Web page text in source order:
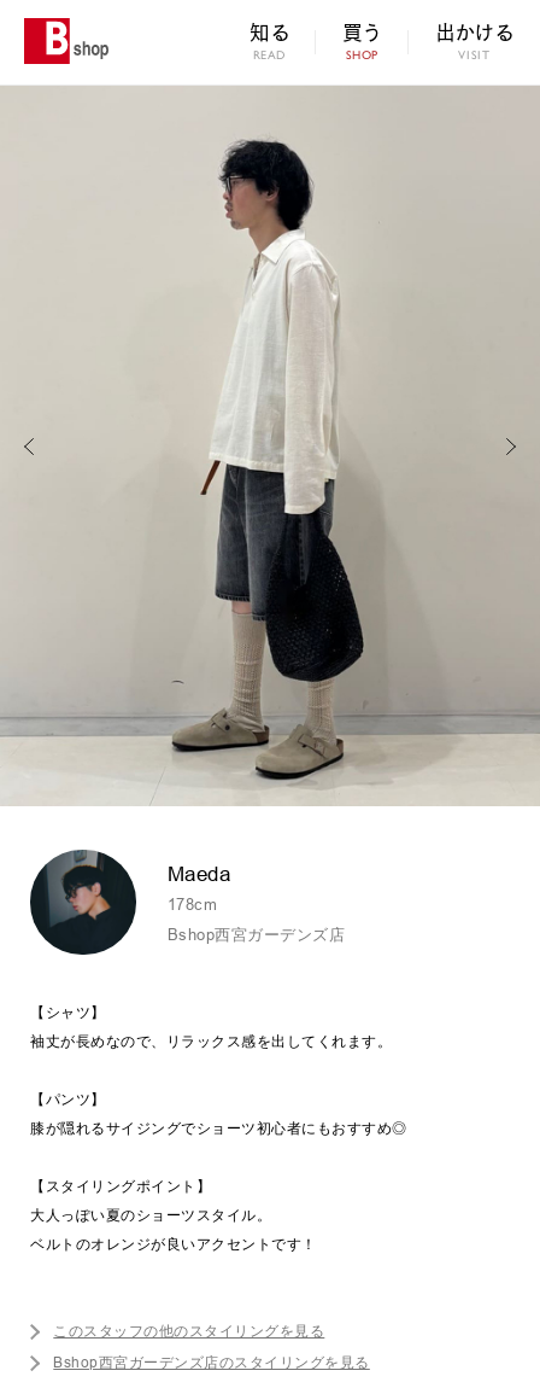
知る
READ
買う
SHOP
出かける
VISIT
Maeda
178cm
Bshop西宮ガーデンズ店
【シャツ】
袖丈が長めなので、リラックス感を出してくれます。
【パンツ】
膝が隠れるサイジングでショーツ初心者にもおすすめ◎
【スタイリングポイント】
大人っぽい夏のショーツスタイル。
ベルトのオレンジが良いアクセントです！
このスタッフの他のスタイリングを見る
Bshop西宮ガーデンズ店のスタイリングを見る